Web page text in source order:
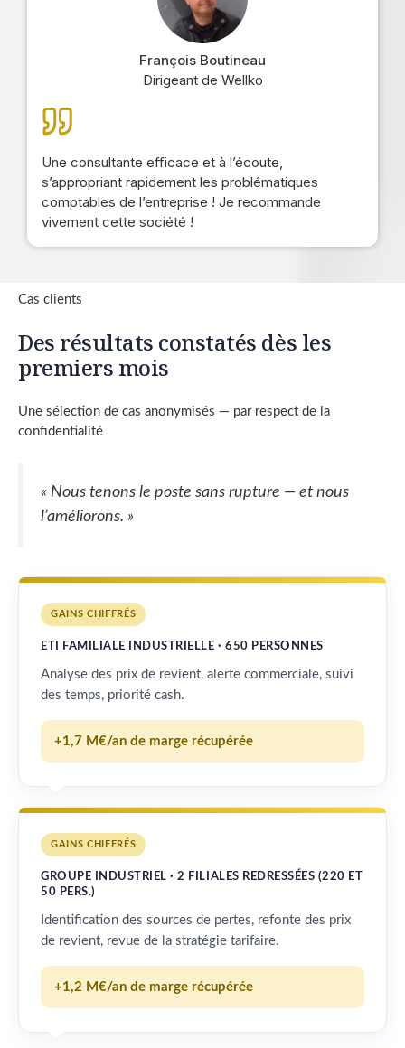
François Boutineau
Dirigeant de Wellko
Une consultante efficace et à l’écoute,
s’appropriant rapidement les problématiques
comptables de l’entreprise ! Je recommande
vivement cette société !
Cas clients
Des résultats constatés dès les
premiers mois
Une sélection de cas anonymisés — par respect de la
confidentialité
« Nous tenons le poste sans rupture — et nous
l’améliorons. »
GAINS CHIFFRÉS
ETI FAMILIALE INDUSTRIELLE · 650 PERSONNES
Analyse des prix de revient, alerte commerciale, suivi
des temps, priorité cash.
+1,7 M€/an de marge récupérée
GAINS CHIFFRÉS
GROUPE INDUSTRIEL · 2 FILIALES REDRESSÉES (220 ET
50 PERS.)
Identification des sources de pertes, refonte des prix
de revient, revue de la stratégie tarifaire.
+1,2 M€/an de marge récupérée